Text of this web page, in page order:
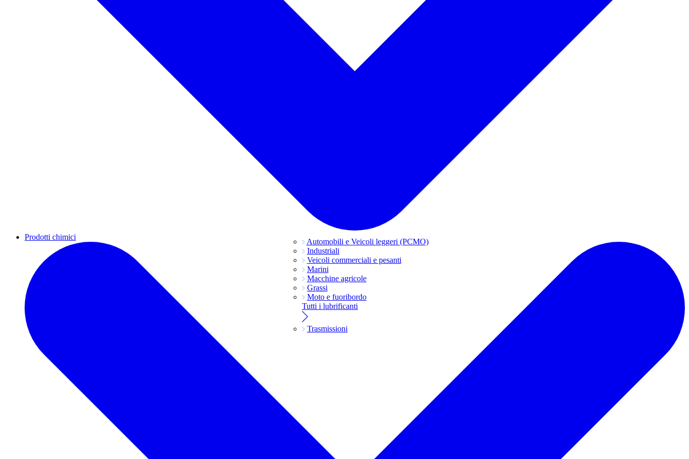
Automobili e Veicoli leggeri (PCMO)
Industriali
Veicoli commerciali e pesanti
Marini
Macchine agricole
Grassi
Moto e fuoribordo
Tutti i lubrificanti
Trasmissioni
Prodotti chimici